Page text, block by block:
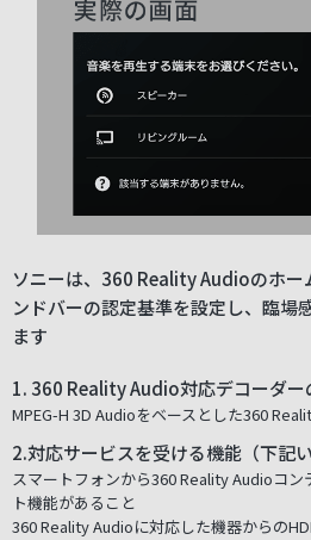
ソニーは、360 Reality Audioのホー
ンドバーの認定基準を設定し、臨場
ます
1. 360 Reality Audio対応デコーダー
MPEG-H 3D Audioをベースとした360
2.対応サービスを受ける機能（下記
スマートフォンから360 Reality Audioコ
ト機能があること
360 Reality Audioに対応した機器からの